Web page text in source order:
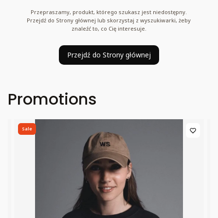
Przepraszamy, produkt, którego szukasz jest niedostępny.
Przejdź do Strony głównej lub skorzystaj z wyszukiwarki, żeby
znaleźć to, co Cię interesuje.
Przejdź do Strony głównej
Promotions
Sale